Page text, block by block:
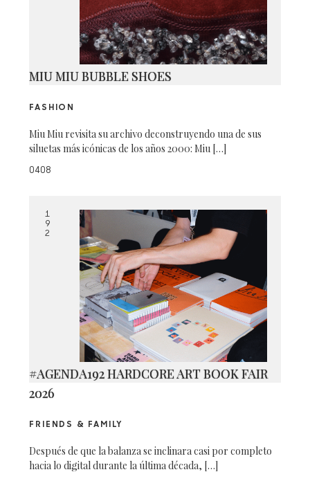
MIU MIU BUBBLE SHOES
FASHION
Miu Miu revisita su archivo deconstruyendo una de sus
siluetas más icónicas de los años 2000: Miu […]
0408
1
9
2
#AGENDA192 HARDCORE ART BOOK FAIR
2026
FRIENDS & FAMILY
Después de que la balanza se inclinara casi por completo
hacia lo digital durante la última década, […]